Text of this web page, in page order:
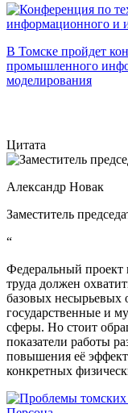
В Томске пройдет
промышленного
моделирования
Цитата
Александр Новак
Заместитель
“
Федеральный
труда должен
базовых несырьевых
государственные и
сферы. Но стоит
показатели работы
повышения её
конкретных